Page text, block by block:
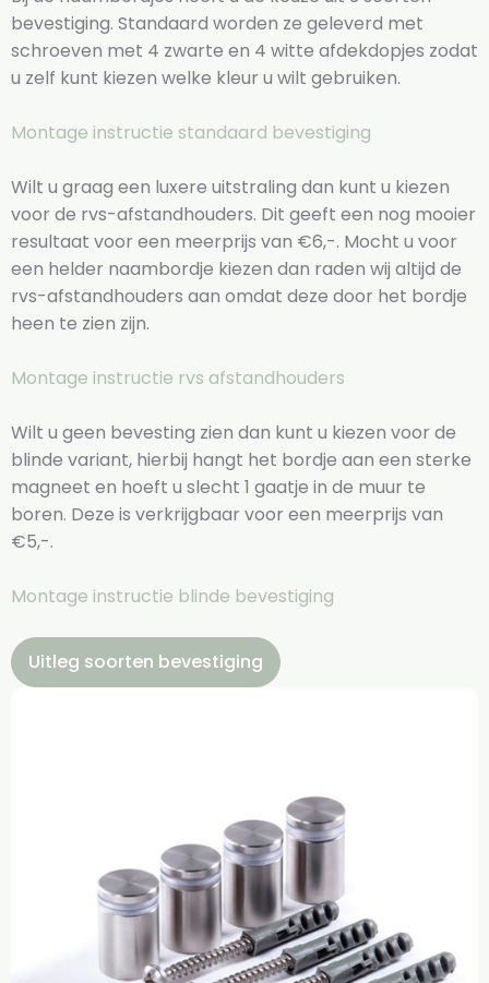
bevestiging. Standaard worden ze geleverd met
schroeven met 4 zwarte en 4 witte afdekdopjes zodat
u zelf kunt kiezen welke kleur u wilt gebruiken.
Montage instructie standaard bevestiging
Wilt u graag een luxere uitstraling dan kunt u kiezen
voor de rvs-afstandhouders. Dit geeft een nog mooier
resultaat voor een meerprijs van €6,-. Mocht u voor
een helder naambordje kiezen dan raden wij altijd de
rvs-afstandhouders aan omdat deze door het bordje
heen te zien zijn.
Montage instructie rvs afstandhouders
Wilt u geen bevesting zien dan kunt u kiezen voor de
blinde variant, hierbij hangt het bordje aan een sterke
magneet en hoeft u slecht 1 gaatje in de muur te
boren. Deze is verkrijgbaar voor een meerprijs van
€5,-.
Montage instructie blinde bevestiging
Uitleg soorten bevestiging